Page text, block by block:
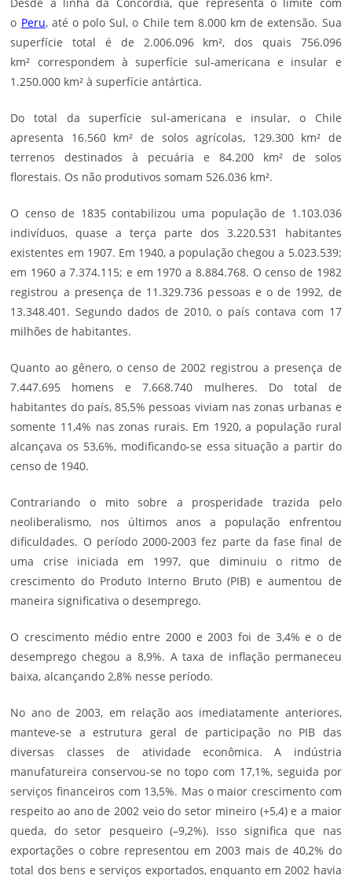
Desde a linha da Concórdia, que representa o limite com
o Peru, até o polo Sul, o Chile tem 8.000 km de extensão. Sua
superfície total é de 2.006.096 km², dos quais 756.096
km² correspondem à superfície sul-americana e insular e
1.250.000 km² à superfície antártica.
Do total da superfície sul-americana e insular, o Chile
apresenta 16.560 km² de solos agrícolas, 129.300 km² de
terrenos destinados à pecuária e 84.200 km² de solos
florestais. Os não produtivos somam 526.036 km².
O censo de 1835 contabilizou uma população de 1.103.036
indivíduos, quase a terça parte dos 3.220.531 habitantes
existentes em 1907. Em 1940, a população chegou a 5.023.539;
em 1960 a 7.374.115; e em 1970 a 8.884.768. O censo de 1982
registrou a presença de 11.329.736 pessoas e o de 1992, de
13.348.401. Segundo dados de 2010, o país contava com 17
milhões de habitantes.
Quanto ao gênero, o censo de 2002 registrou a presença de
7.447.695 homens e 7.668.740 mulheres. Do total de
habitantes do país, 85,5% pessoas viviam nas zonas urbanas e
somente 11,4% nas zonas rurais. Em 1920, a população rural
alcançava os 53,6%, modificando-se essa situação a partir do
censo de 1940.
Contrariando o mito sobre a prosperidade trazida pelo
neoliberalismo, nos últimos anos a população enfrentou
dificuldades. O período 2000-2003 fez parte da fase final de
uma crise iniciada em 1997, que diminuiu o ritmo de
crescimento do Produto Interno Bruto (PIB) e aumentou de
maneira significativa o desemprego.
O crescimento médio entre 2000 e 2003 foi de 3,4% e o de
desemprego chegou a 8,9%. A taxa de inflação permaneceu
baixa, alcançando 2,8% nesse período.
No ano de 2003, em relação aos imediatamente anteriores,
manteve-se a estrutura geral de participação no PIB das
diversas classes de atividade econômica. A indústria
manufatureira conservou-se no topo com 17,1%, seguida por
serviços financeiros com 13,5%. Mas o maior crescimento com
respeito ao ano de 2002 veio do setor mineiro (+5,4) e a maior
queda, do setor pesqueiro (–9,2%). Isso significa que nas
exportações o cobre representou em 2003 mais de 40,2% do
total dos bens e serviços exportados, enquanto em 2002 havia